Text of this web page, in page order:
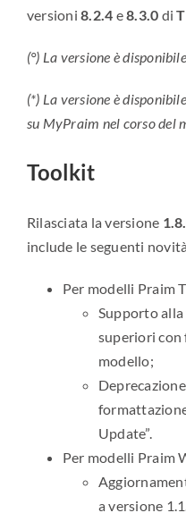
versioni8.2.4 e8.3.0 di
(°) La versione è
(*) La versione è
su MyPraim nel corso del
Toolkit
Rilasciata la versione
include le seguenti
Per modelli Praim
Supporto
superiori
modello;
Update”.
Per modelli Praim
a versione